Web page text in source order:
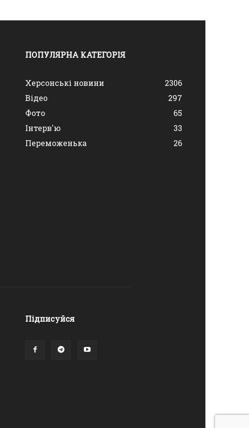
ПОПУЛЯРНА КАТЕГОРІЯ
Херсонські новини
2306
Відео
297
Фото
65
Інтерв'ю
33
Переможенька
26
Підписуйся